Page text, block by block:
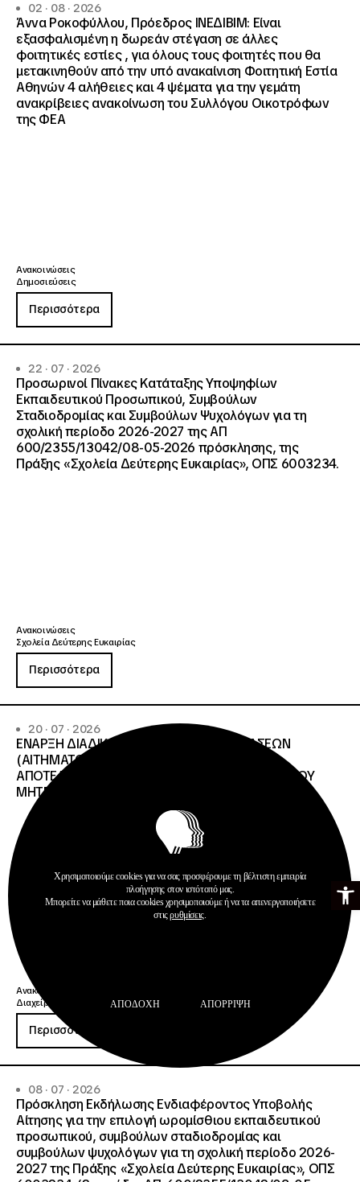
Ανοίξτε
02 · 08 · 2026
Άννα Ροκοφύλλου, Πρόεδρος ΙΝΕΔΙΒΙΜ: Είναι
εξασφαλισμένη η δωρεάν στέγαση σε άλλες
φοιτητικές εστίες , για όλους τους φοιτητές που θα
μετακινηθούν από την υπό ανακαίνιση Φοιτητική Εστία
Αθηνών 4 αλήθειες και 4 ψέματα για την γεμάτη
ανακρίβειες ανακοίνωση του Συλλόγου Οικοτρόφων
της ΦΕΑ
Ανακοινώσεις
Δημοσιεύσεις
Περισσότερα
22 · 07 · 2026
Προσωρινοί Πίνακες Κατάταξης Υποψηφίων
Εκπαιδευτικού Προσωπικού, Συμβούλων
Σταδιοδρομίας και Συμβούλων Ψυχολόγων για τη
σχολική περίοδο 2026-2027 της ΑΠ
600/2355/13042/08-05-2026 πρόσκλησης, της
Πράξης «Σχολεία Δεύτερης Ευκαιρίας», ΟΠΣ 6003234.
Ανακοινώσεις
Σχολεία Δεύτερης Ευκαιρίας
Περισσότερα
20 · 07 · 2026
ΕΝΑΡΞΗ ΔΙΑΔΙΚΑΣΙΑΣ ΥΠΟΒΟΛΗΣ ΕΝΣΤΑΣΕΩΝ
(ΑΙΤΗΜΑΤΩΝ ΕΠΑΝΕΛΕΓΧΟΥ) ΕΠΙ ΤΩΝ
ΑΠΟΤΕΛΕΣΜΑΤΩΝ ΤΟΥ ΔΙΟΙΚΗΤΙΚΟΥ ΕΛΕΓΧΟΥ ΤΟΥ
ΜΗΤΡΩΟΥ Σ.Α.Ε.Κ. ΚΑΙ Ε.Σ.Κ.»
Ανακοινώσεις
Διαχείριση & Λειτουργία Δημοσίων ΙΕΚ
Περισσότερα
08 · 07 · 2026
Πρόσκληση Εκδήλωσης Ενδιαφέροντος Υποβολής
Αίτησης για την επιλογή ωρομίσθιου εκπαιδευτικού
προσωπικού, συμβούλων σταδιοδρομίας και
συμβούλων ψυχολόγων για τη σχολική περίοδο 2026-
2027 της Πράξης «Σχολεία Δεύτερης Ευκαιρίας», ΟΠΣ
Χρησιμοποιούμε cookies για να σας προσφέρουμε τη βέλτιστη εμπειρία
πλοήγησης στον ιστότοπό μας.
Μπορείτε να μάθετε ποια cookies χρησιμοποιούμε ή να τα απενεργοποιήσετε
στιςρυθμίσεις.
ΑΠΟΔΟΧΉ ΑΠΌΡΡΙΨΗ